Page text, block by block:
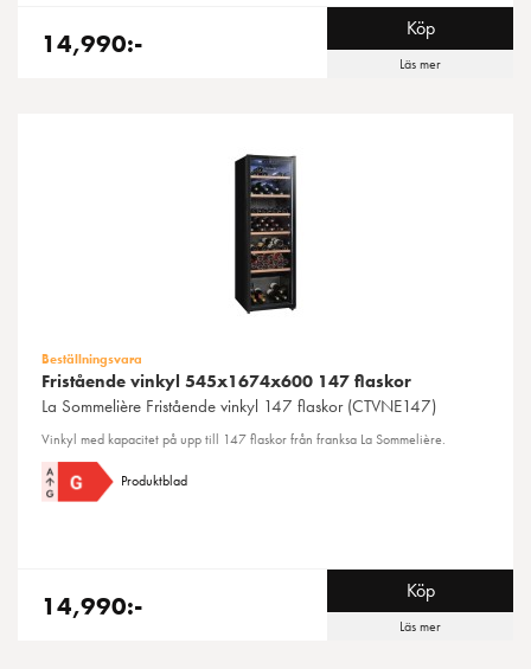
14,990:- Köp
Läs mer
Beställningsvara
Fristående vinkyl 545x1674x600 147 flaskor
La Sommelière Fristående vinkyl 147 flaskor (CTVNE147)
Vinkyl med kapacitet på upp till 147 flaskor från franksa La Sommelière.
Produktblad
14,990:- Köp
Läs mer